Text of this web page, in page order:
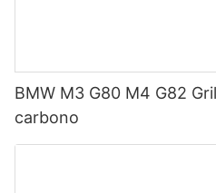
BMW M3 G80 M4 G82
carbono